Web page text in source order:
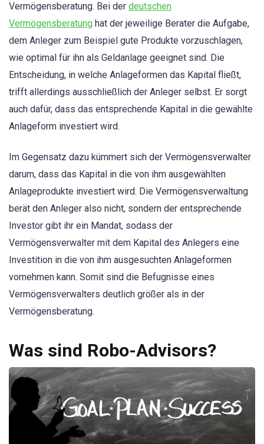
Vermögensberatung. Bei der deutschen
Vermögensberatung hat der jeweilige Berater die Aufgabe,
dem Anleger zum Beispiel gute Produkte vorzuschlagen,
wie optimal für ihn als Geldanlage geeignet sind. Die
Entscheidung, in welche Anlageformen das Kapital fließt,
trifft allerdings ausschließlich der Anleger selbst. Er sorgt
auch dafür, dass das entsprechende Kapital in die gewählte
Anlageform investiert wird.
Im Gegensatz dazu kümmert sich der Vermögensverwalter
darum, dass das Kapital in die von ihm ausgewählten
Anlageprodukte investiert wird. Die Vermögensverwaltung
berät den Anleger also nicht, sondern der entsprechende
Investor gibt ihr ein Mandat, sodass der
Vermögensverwalter mit dem Kapital des Anlegers eine
Investition in die von ihm ausgesuchten Anlageformen
vornehmen kann. Somit sind die Befugnisse eines
Vermögensverwalters deutlich größer als in der
Vermögensberatung.
Was sind Robo-Advisors?